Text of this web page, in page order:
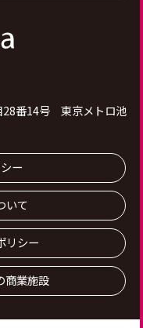
28番14号 東京メトロ池
ー
いて
リシー
商業施設